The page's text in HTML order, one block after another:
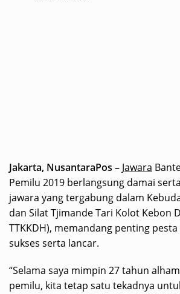
Jakarta, NusantaraPos – Jawara
Pemilu 2019 berlangsung damai
jawara yang tergabung dalam
dan Silat Tjimande Tari Kolot Kebon
TTKKDH), memandang penting
sukses serta lancar.
“Selama saya mimpin 27 tahun
pemilu, kita tetap satu tekadnya